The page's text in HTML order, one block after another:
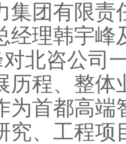
集团有限责
经理韩宇峰
对北咨公司
历程、 整体
为首都高端
究、工程项